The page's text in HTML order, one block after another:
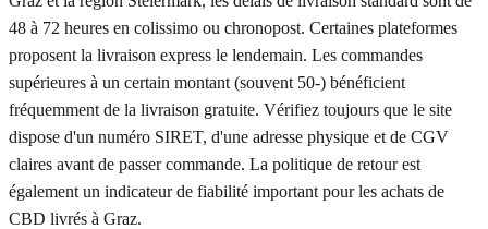
48 à 72 heures en colissimo ou chronopost. Certaines plateformes
proposent la livraison express le lendemain. Les commandes
supérieures à un certain montant (souvent 50-) bénéficient
fréquemment de la livraison gratuite. Vérifiez toujours que le site
dispose d'un numéro SIRET, d'une adresse physique et de CGV
claires avant de passer commande. La politique de retour est
également un indicateur de fiabilité important pour les achats de
CBD livrés à Graz.